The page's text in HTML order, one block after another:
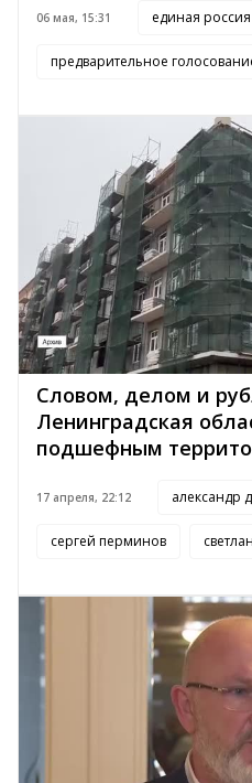
06 мая, 15:31 единая россия
предварительное
Словом, делом и
Ленинградская
подшефным
17 апреля, 22:12 александр
сергей перминов